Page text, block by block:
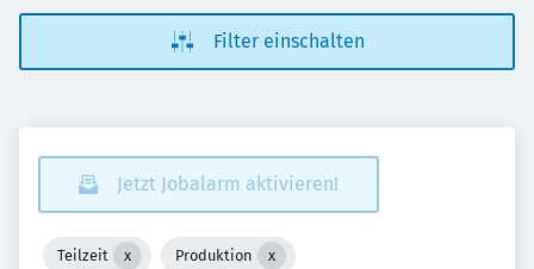
Filter einschalten
Jetzt Jobalarm aktivieren!
Teilzeit Produktion